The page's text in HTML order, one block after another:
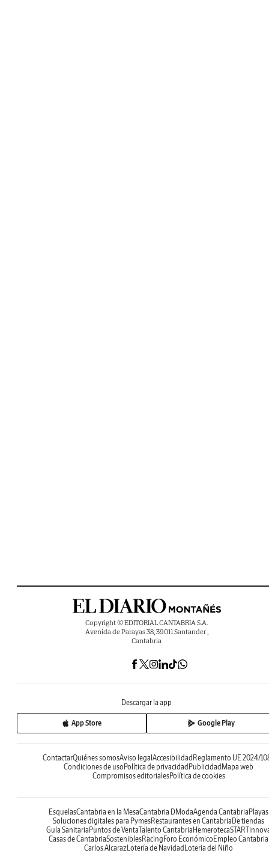
Copyright © EDITORIAL CANTABRIA S.A.
Avenida de Parayas 38, 39011 Santander ,
Cantabria
Descargar la app
App Store Google Play
ContactarQuiénes somosAviso legal Accesibilidad Reglamento UE 2024/
Condiciones de uso Política de privacidad Publicidad Mapa web
Compromisos editorialesPolítica de cookies
EsquelasCantabria en la MesaCantabria DModaAgenda Cantabria Playas
Soluciones digitales para PymesRestaurantes en Cantabria De tiendas
Guía Sanitaria Puntos de VentaTalento Cantabria Hemeroteca
Casas de CantabriaSosteniblesRacing Foro Económico Empleo Cantabria
Carlos Alcaraz Lotería de Navidad Lotería del Niño